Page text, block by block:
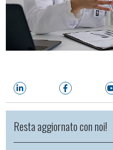
Resta aggiornato con noi!